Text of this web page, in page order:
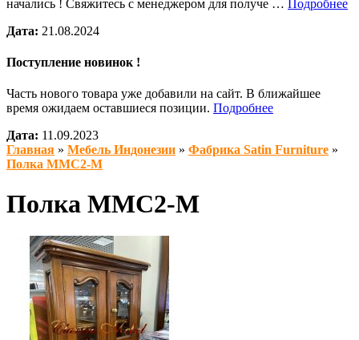
начались ! Свяжитесь с менеджером для получе …
Подробнее
Дата: 21.08.2024
Поступление новинок !
Часть нового товара уже добавили на сайт. В ближайшее
время ожидаем оставшиеся позиции. Подробнее
Дата: 11.09.2023
Главная » Мебель Индонезии » Фабрика Satin Furniture »
Полка MMC2-M
Полка MMC2-M